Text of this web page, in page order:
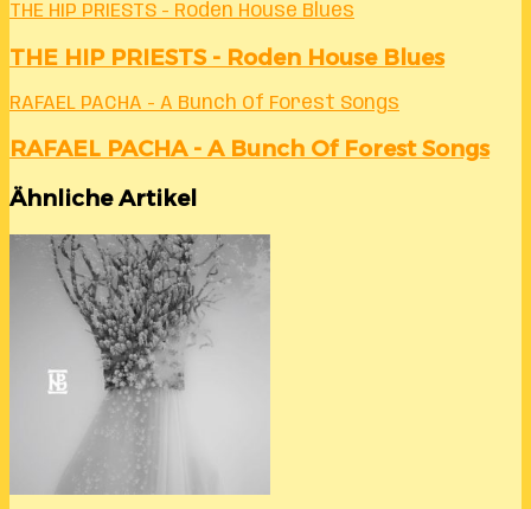
THE HIP PRIESTS - Roden House Blues
THE HIP PRIESTS - Roden House Blues
RAFAEL PACHA - A Bunch Of Forest Songs
RAFAEL PACHA - A Bunch Of Forest Songs
Ähnliche Artikel